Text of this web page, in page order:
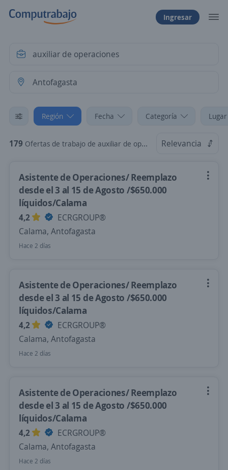
Ingresar
Región Fecha Categoría
179 Ofertas de trabajo de auxiliar de operaciones en Antofagasta Relevancia
Asistente de Operaciones/ Reemplazo
desde el 3 al 15 de Agosto /$650.000
líquidos/Calama
4,2
ECRGROUP®️
Calama, Antofagasta
Hace 2 días
Asistente de Operaciones/ Reemplazo
desde el 3 al 15 de Agosto /$650.000
líquidos/Calama
4,2
ECRGROUP®️
Calama, Antofagasta
Hace 2 días
Asistente de Operaciones/ Reemplazo
desde el 3 al 15 de Agosto /$650.000
líquidos/Calama
4,2
ECRGROUP®️
Calama, Antofagasta
Hace 2 días